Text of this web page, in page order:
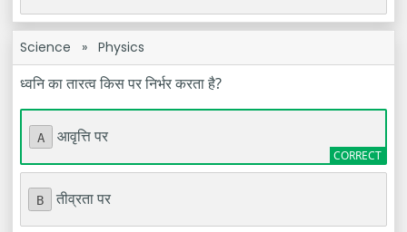
Science » Physics
ध्वनि का तारत्व किस पर निर्भर करता है?
A आवृत्ति पर
B तीव्रता पर